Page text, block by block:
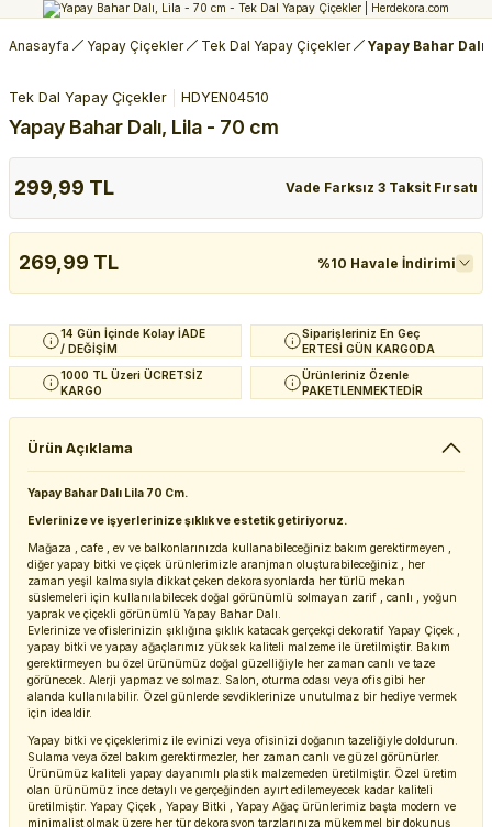
Anasayfa Yapay Çiçekler Tek Dal Yapay Çiçekler Yapay Bahar
Tek Dal Yapay Çiçekler HDYEN04510
Yapay Bahar Dalı, Lila - 70 cm
299,99 TL Vade Farksız 3 Taksit Fırsatı
269,99 TL %10 Havale İndirimi
14 Gün İçinde Kolay İADE
/ DEĞİŞİM
Siparişleriniz En Geç
ERTESİ GÜN KARGODA
1000 TL Üzeri ÜCRETSİZ
KARGO
Ürünleriniz Özenle
PAKETLENMEKTEDİR
Ürün Açıklama
Yapay Bahar Dalı Lila 70 Cm.
Evlerinize ve işyerlerinize şıklık ve estetik getiriyoruz.
Mağaza , cafe , ev ve balkonlarınızda kullanabileceğiniz bakım gerektirmeyen ,
diğer yapay bitki ve çiçek ürünlerimizle aranjman oluşturabileceğiniz , her
zaman yeşil kalmasıyla dikkat çeken dekorasyonlarda her türlü mekan
süslemeleri için kullanılabilecek doğal görünümlü solmayan zarif , canlı , yoğun
yaprak ve çiçekli görünümlü Yapay Bahar Dalı.
Evlerinize ve ofislerinizin şıklığına şıklık katacak gerçekçi dekoratif Yapay Çiçek ,
yapay bitki ve yapay ağaçlarımız yüksek kaliteli malzeme ile üretilmiştir. Bakım
gerektirmeyen bu özel ürünümüz doğal güzelliğiyle her zaman canlı ve taze
görünecek. Alerji yapmaz ve solmaz. Salon, oturma odası veya ofis gibi her
alanda kullanılabilir. Özel günlerde sevdiklerinize unutulmaz bir hediye vermek
için idealdir.
Yapay bitki ve çiçeklerimiz ile evinizi veya ofisinizi doğanın tazeliğiyle doldurun.
Sulama veya özel bakım gerektirmezler, her zaman canlı ve güzel görünürler.
Ürünümüz kaliteli yapay dayanımlı plastik malzemeden üretilmiştir. Özel üretim
olan ürünümüz ince detaylı ve gerçeğinden ayırt edilemeyecek kadar kaliteli
üretilmiştir. Yapay Çiçek , Yapay Bitki , Yapay Ağaç ürünlerimiz başta modern ve
minimalist olmak üzere her tür dekorasyon tarzlarınıza mükemmel bir dokunuş